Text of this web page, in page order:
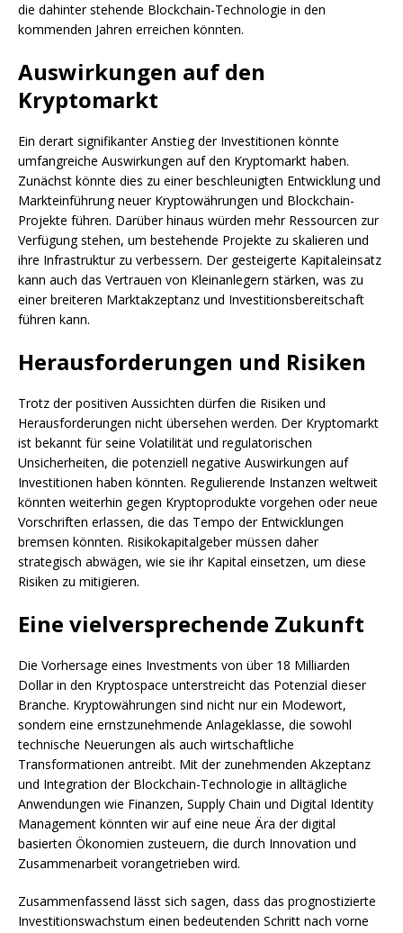
die dahinter stehende Blockchain-Technologie in den
kommenden Jahren erreichen könnten.
Auswirkungen auf den
Kryptomarkt
Ein derart signifikanter Anstieg der Investitionen könnte
umfangreiche Auswirkungen auf den Kryptomarkt haben.
Zunächst könnte dies zu einer beschleunigten Entwicklung und
Markteinführung neuer Kryptowährungen und Blockchain-
Projekte führen. Darüber hinaus würden mehr Ressourcen zur
Verfügung stehen, um bestehende Projekte zu skalieren und
ihre Infrastruktur zu verbessern. Der gesteigerte Kapitaleinsatz
kann auch das Vertrauen von Kleinanlegern stärken, was zu
einer breiteren Marktakzeptanz und Investitionsbereitschaft
führen kann.
Herausforderungen und Risiken
Trotz der positiven Aussichten dürfen die Risiken und
Herausforderungen nicht übersehen werden. Der Kryptomarkt
ist bekannt für seine Volatilität und regulatorischen
Unsicherheiten, die potenziell negative Auswirkungen auf
Investitionen haben könnten. Regulierende Instanzen weltweit
könnten weiterhin gegen Kryptoprodukte vorgehen oder neue
Vorschriften erlassen, die das Tempo der Entwicklungen
bremsen könnten. Risikokapitalgeber müssen daher
strategisch abwägen, wie sie ihr Kapital einsetzen, um diese
Risiken zu mitigieren.
Eine vielversprechende Zukunft
Die Vorhersage eines Investments von über 18 Milliarden
Dollar in den Kryptospace unterstreicht das Potenzial dieser
Branche. Kryptowährungen sind nicht nur ein Modewort,
sondern eine ernstzunehmende Anlageklasse, die sowohl
technische Neuerungen als auch wirtschaftliche
Transformationen antreibt. Mit der zunehmenden Akzeptanz
und Integration der Blockchain-Technologie in alltägliche
Anwendungen wie Finanzen, Supply Chain und Digital Identity
Management könnten wir auf eine neue Ära der digital
basierten Ökonomien zusteuern, die durch Innovation und
Zusammenarbeit vorangetrieben wird.
Zusammenfassend lässt sich sagen, dass das prognostizierte
Investitionswachstum einen bedeutenden Schritt nach vorne